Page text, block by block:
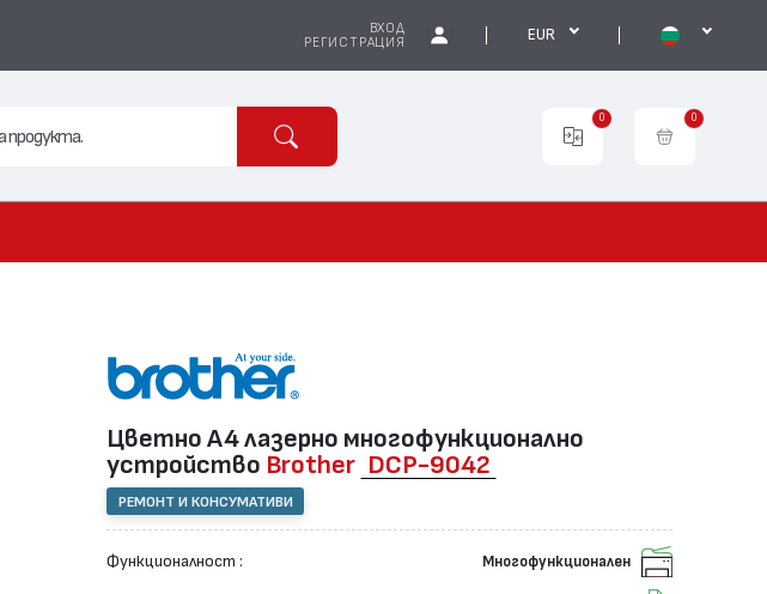
ВХОД
РЕГИСТРАЦИЯ
EUR
продукта.
0 0
Цветно А4 лазернo многофункционално
устройство Brother DCP-9042
РЕМОНТ И КОНСУМАТИВИ
Функционалност : Многофункционален